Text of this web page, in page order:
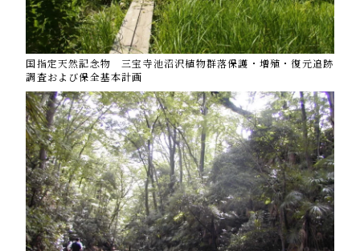
国指定天然記念物 三宝寺池沼沢植物群落保護・増殖・復元追跡
調査および保全基本計画